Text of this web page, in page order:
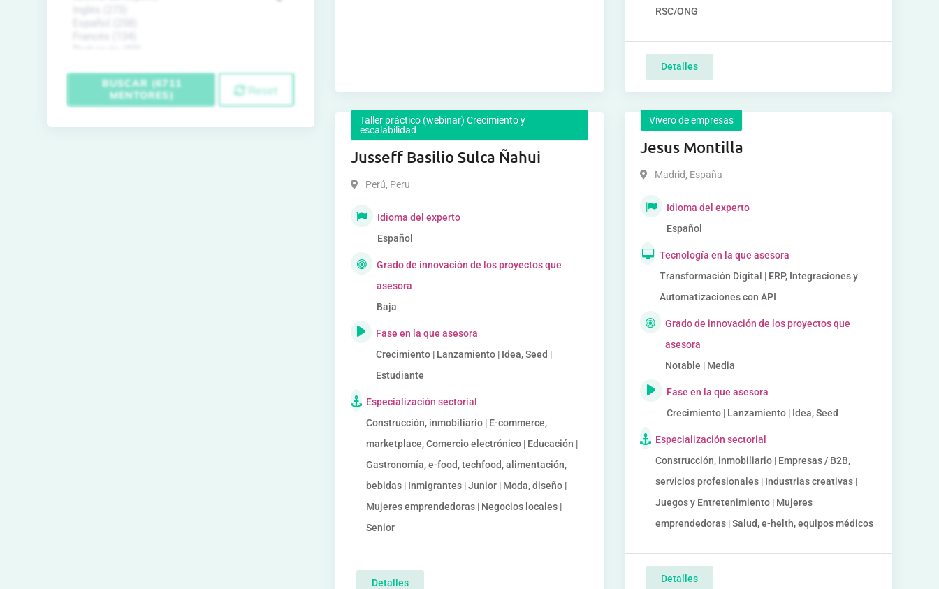
RSC/ONG
Detalles
Taller práctico (webinar) Crecimiento y
escalabilidad
Jusseff Basilio Sulca Ñahui
Perú, Peru
Idioma del experto
Español
Grado de innovación de los proyectos que
asesora
Baja
Fase en la que asesora
Crecimiento | Lanzamiento | Idea, Seed |
Estudiante
Especialización sectorial
Construcción, inmobiliario | E-commerce,
marketplace, Comercio electrónico | Educación |
Gastronomía, e-food, techfood, alimentación,
bebidas | Inmigrantes | Junior | Moda, diseño |
Mujeres emprendedoras | Negocios locales |
Senior
Detalles
Vivero de empresas
Jesus Montilla
Madrid, España
Idioma del experto
Español
Tecnología en la que asesora
Transformación Digital | ERP, Integraciones y
Automatizaciones con API
Grado de innovación de los proyectos que
asesora
Notable | Media
Fase en la que asesora
Crecimiento | Lanzamiento | Idea, Seed
Especialización sectorial
Construcción, inmobiliario | Empresas / B2B,
servicios profesionales | Industrias creativas |
Juegos y Entretenimiento | Mujeres
emprendedoras | Salud, e-helth, equipos médicos
Detalles
BUSCAR (6711
MENTORES)
Reset